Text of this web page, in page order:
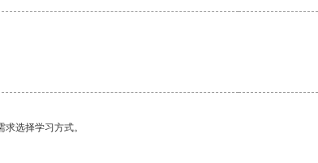
选择学习方式。